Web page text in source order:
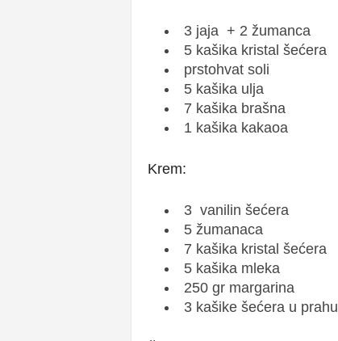
3 jaja + 2 žumanca
5 kašika kristal šećera
prstohvat soli
5 kašika ulja
7 kašika brašna
1 kašika kakaoa
Krem:
3 vanilin šećera
5 žumanaca
7 kašika kristal šećera
5 kašika mleka
250 gr margarina
3 kašike šećera u prahu